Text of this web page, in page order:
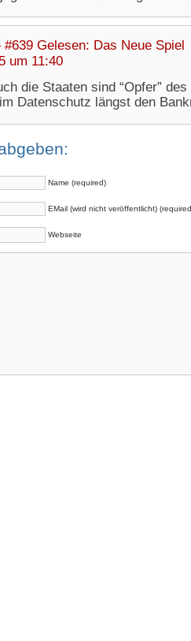
Gelesen: Das Neue Spiel
um 11:40
die Staaten sind “Opfer”
Datenschutz längst den
Name (required)
EMail (wird nicht veröffentlicht)
Webseite